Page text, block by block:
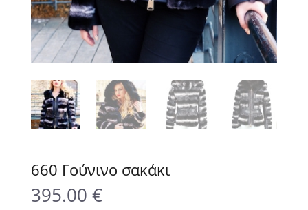
660 Γούνινο σακάκι
395.00 €